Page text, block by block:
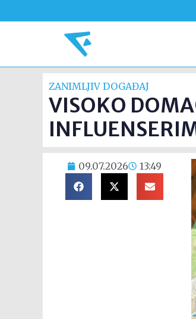
ZANIMLJIV DOGAĐAJ
VISOKO
09.07.2026 13:49